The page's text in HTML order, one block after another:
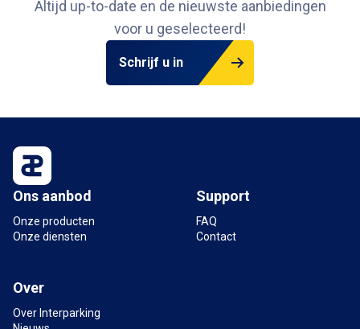
Altijd up-to-date en de nieuwste aanbiedingen
voor u geselecteerd!
Schrijf u in
Ons aanbod
Onze producten
Onze diensten
Support
FAQ
Contact
Over
Over Interparking